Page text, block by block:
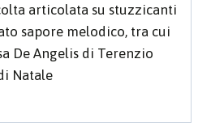
articolata su stuzzicanti
sapore melodico, tra cui
De Angelis di Terenzio
Natale